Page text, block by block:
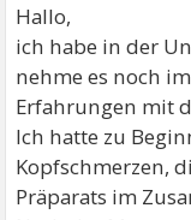
Hallo,
ich habe in der
nehme es noch
Erfahrungen mit
Ich hatte zu
Kopfschmerzen,
Präparats im